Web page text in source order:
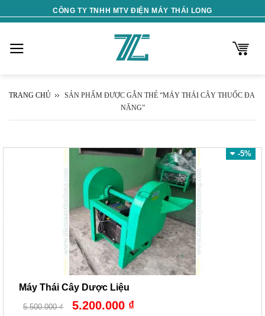
to
CÔNG TY TNHH MTV ĐIỆN MÁY THÁI LONG
TRANG CHỦ
SẢN PHẨM ĐƯỢC GẮN THẺ “MÁY THÁI CÂY THUỐC ĐA
NĂNG”
-5%
Máy Thái Cây Dược Liệu
5.500.000₫
Giá
gốc
5.200.000 ₫Giá
hiện